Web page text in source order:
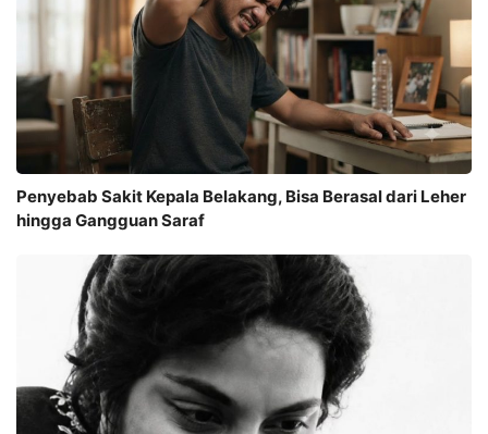
Penyebab Sakit Kepala Belakang, Bisa Berasal dari Leher
hingga Gangguan Saraf